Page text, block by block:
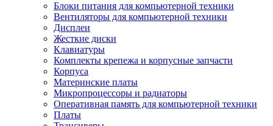
Блоки питания для компьютерной техники
Вентиляторы для компьютерной техники
Дисплеи
Жесткие диски
Клавиатуры
Комплекты крепежа и корпусные запчасти
Корпуса
Материнские платы
Микропроцессоры и радиаторы
Оперативная память для компьютерной техники
Платы